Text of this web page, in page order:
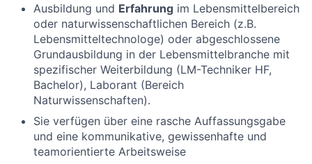
Ausbildung und Erfahrung im Lebensmittelbereich
oder naturwissenschaftlichen Bereich (z.B.
Lebensmitteltechnologe) oder abgeschlossene
Grundausbildung in der Lebensmittelbranche mit
spezifischer Weiterbildung (LM-Techniker HF,
Bachelor), Laborant (Bereich
Naturwissenschaften).
Sie verfügen über eine rasche Auffassungsgabe
und eine kommunikative, gewissenhafte und
teamorientierte Arbeitsweise